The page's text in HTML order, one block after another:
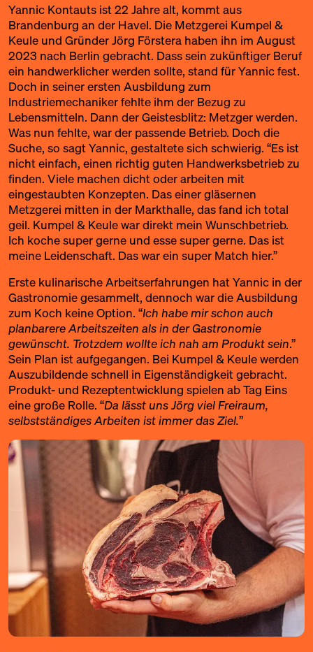
Yannic Kontauts ist 22 Jahre alt, kommt aus
Brandenburg an der Havel. Die Metzgerei Kumpel &
Keule und Gründer Jörg Förstera haben ihn im August
2023 nach Berlin gebracht. Dass sein zukünftiger Beruf
ein handwerklicher werden sollte, stand für Yannic fest.
Doch in seiner ersten Ausbildung zum
Industriemechaniker fehlte ihm der Bezug zu
Lebensmitteln. Dann der Geistesblitz: Metzger werden.
Was nun fehlte, war der passende Betrieb. Doch die
Suche, so sagt Yannic, gestaltete sich schwierig. “Es ist
nicht einfach, einen richtig guten Handwerksbetrieb zu
finden. Viele machen dicht oder arbeiten mit
eingestaubten Konzepten. Das einer gläsernen
Metzgerei mitten in der Markthalle, das fand ich total
geil. Kumpel & Keule war direkt mein Wunschbetrieb.
Ich koche super gerne und esse super gerne. Das ist
meine Leidenschaft. Das war ein super Match hier.”
Erste kulinarische Arbeitserfahrungen hat Yannic in der
Gastronomie gesammelt, dennoch war die Ausbildung
zum Koch keine Option. “Ich habe mir schon auch
planbarere Arbeitszeiten als in der Gastronomie
gewünscht. Trotzdem wollte ich nah am Produkt sein.”
Sein Plan ist aufgegangen. Bei Kumpel & Keule werden
Auszubildende schnell in Eigenständigkeit gebracht.
Produkt- und Rezeptentwicklung spielen ab Tag Eins
eine große Rolle. “Da lässt uns Jörg viel Freiraum,
selbstständiges Arbeiten ist immer das Ziel.”